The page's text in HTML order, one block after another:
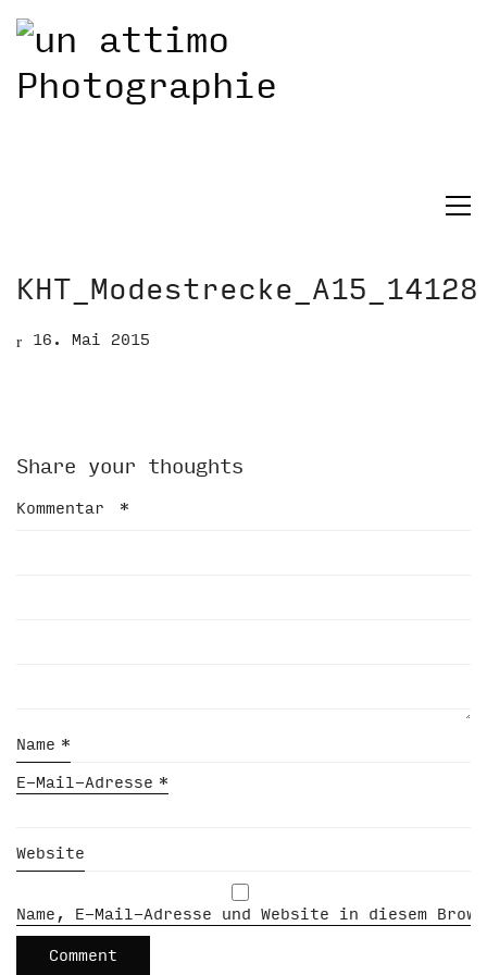
KHT_Modestrecke_A15_14128
16. Mai 2015
Share your thoughts
Kommentar *
Name *
E-Mail-Adresse *
Website
Name, E-Mail-Adresse und Website in diesem